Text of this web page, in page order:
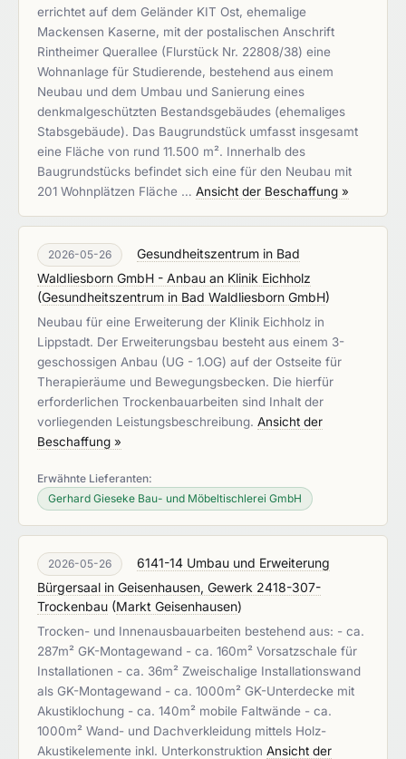
errichtet auf dem Geländer KIT Ost, ehemalige
Mackensen Kaserne, mit der postalischen Anschrift
Rintheimer Querallee (Flurstück Nr. 22808/38) eine
Wohnanlage für Studierende, bestehend aus einem
Neubau und dem Umbau und Sanierung eines
denkmalgeschützten Bestandsgebäudes (ehemaliges
Stabsgebäude). Das Baugrundstück umfasst insgesamt
eine Fläche von rund 11.500 m². Innerhalb des
Baugrundstücks befindet sich eine für den Neubau mit
201 Wohnplätzen Fläche … Ansicht der Beschaffung »
2026-05-26
Gesundheitszentrum in Bad
Waldliesborn GmbH - Anbau an Klinik Eichholz
(Gesundheitszentrum in Bad Waldliesborn GmbH)
Neubau für eine Erweiterung der Klinik Eichholz in
Lippstadt. Der Erweiterungsbau besteht aus einem 3-
geschossigen Anbau (UG - 1.OG) auf der Ostseite für
Therapieräume und Bewegungsbecken. Die hierfür
erforderlichen Trockenbauarbeiten sind Inhalt der
vorliegenden Leistungsbeschreibung. Ansicht der
Beschaffung »
Erwähnte Lieferanten:
Gerhard Gieseke Bau- und Möbeltischlerei GmbH
2026-05-26
6141-14 Umbau und Erweiterung
Bürgersaal in Geisenhausen, Gewerk 2418-307-
Trockenbau (Markt Geisenhausen)
Trocken- und Innenausbauarbeiten bestehend aus: - ca.
287m² GK-Montagewand - ca. 160m² Vorsatzschale für
Installationen - ca. 36m² Zweischalige Installationswand
als GK-Montagewand - ca. 1000m² GK-Unterdecke mit
Akustiklochung - ca. 140m² mobile Faltwände - ca.
1000m² Wand- und Dachverkleidung mittels Holz-
Akustikelemente inkl. Unterkonstruktion Ansicht der